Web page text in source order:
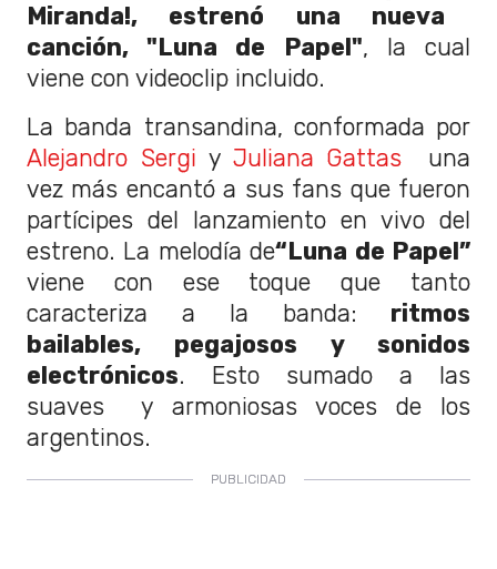
Miranda!, estrenó una nueva
canción, "Luna de Papel", la cual
viene con videoclip incluido.
La banda transandina, conformada por
Alejandro Sergi y Juliana Gattas
una
vez más encantó a sus fans que fueron
partícipes del lanzamiento en vivo del
estreno. La melodía de“Luna de Papel”
viene con ese toque que tanto
caracteriza a la banda: ritmos
bailables, pegajosos y sonidos
electrónicos. Esto sumado a las
suaves y armoniosas voces de los
argentinos.